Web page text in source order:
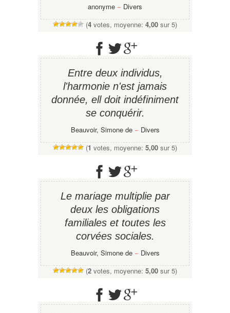
anonyme − Divers
(4 votes, moyenne: 4,00 sur 5)
Entre deux individus,
l'harmonie n'est jamais
donnée, ell doit indéfiniment
se conquérir.
Beauvoir, Simone de− Divers
(1 votes, moyenne: 5,00 sur 5)
Le mariage multiplie par
deux les obligations
familiales et toutes les
corvées sociales.
Beauvoir, Simone de− Divers
(2 votes, moyenne: 5,00 sur 5)